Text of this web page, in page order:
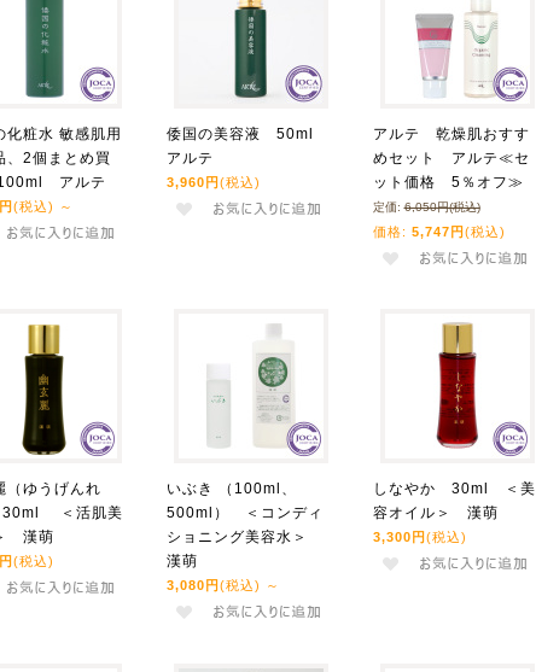
化粧水 敏感肌用
、2個まとめ買
アルテ
(税込) ～
倭国の美容液 50ml
アルテ
3,960円 (税込)
アルテ 乾燥肌おすす
めセット アルテ≪セ
ット価格 5％オフ≫
定価:6,050円(税込)
価格: 5,747円 (税込)
（ゆうげんれ
＜活肌美
漢萌
(税込)
いぶき （100ml、
500ml） ＜コンディ
ショニング美容水＞
漢萌
3,080円 (税込) ～
しなやか 30ml ＜美
容オイル＞ 漢萌
3,300円 (税込)